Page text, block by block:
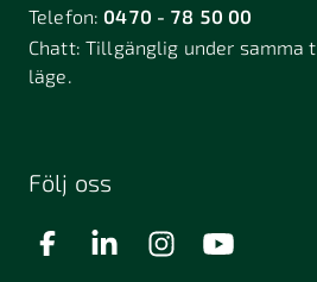
Telefon:0470 - 78 50 00
Chatt:Tillgänglig under samma
läge.
Följ oss